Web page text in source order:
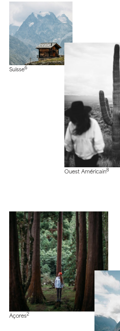
Suisse6
Ouest Américain8
Açores2